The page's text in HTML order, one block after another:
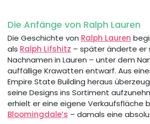
Die Anfänge von Ralph Lauren
Die Geschichte von Ralph Lauren
als Ralph Lifshitz – später änderte er
Nachnamen in Lauren – unter dem
auffällige Krawatten entwarf. Aus
Empire State Building heraus
seine Designs ins Sortiment
erhielt er eine eigene Verkaufsfläche
Bloomingdale’s – damals eine